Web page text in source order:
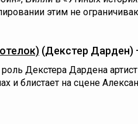
этим не
(Декстер Дарден)
Декстера Дардена
и блистает на сцене